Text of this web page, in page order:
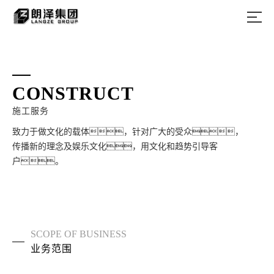
CONSTRUCT
施工服务
致力于做文化的载体，针对广大的受众，
传播新的理念及娱乐文化，用文化和趋势引导客
户。
SCOPE OF BUSINESS
业务范围